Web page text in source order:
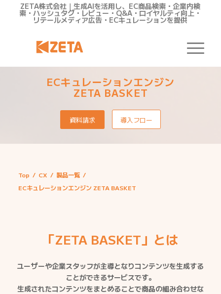
ZETA株式会社｜生成AIを活用し、EC商品検索・企業内検
索・ハッシュタグ・レビュー・Q&A・ロイヤルティ向上・
リテールメディア広告・ECキュレーションを提供
ECキュレーションエンジン
ZETA BASKET
資料請求 導入フロー
Top / CX / 製品一覧 /
ECキュレーションエンジン ZETA BASKET
「ZETA BASKET」とは
ユーザーや企業スタッフが主導となりコンテンツを生成する
ことができるサービスです。
生成されたコンテンツをまとめることで商品の組み合わせな